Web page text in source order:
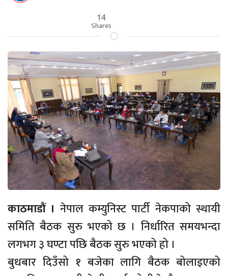
14
Shares
काठमाडौं । नेपाल कम्युनिस्ट पार्टी नेकपाको स्थायी
समिति बैठक सुरु भएको छ । निर्धारित समयभन्दा
लगभग ३ घण्टा पछि बैठक सुरु भएको हो ।
बुधबार दिउँसो १ बजेका लागि बैठक बोलाइएको